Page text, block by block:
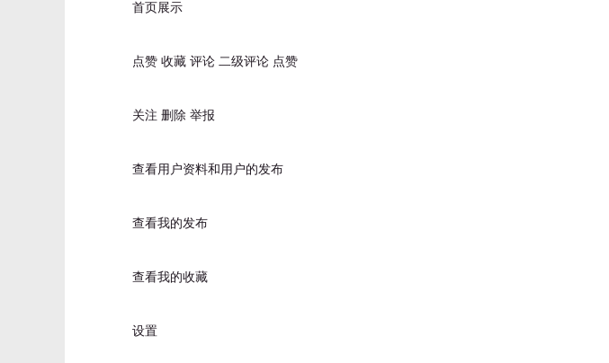
首页展示
点赞 收藏 评论 二级评论 点赞
关注 删除 举报
查看用户资料和用户的发布
查看我的发布
查看我的收藏
设置